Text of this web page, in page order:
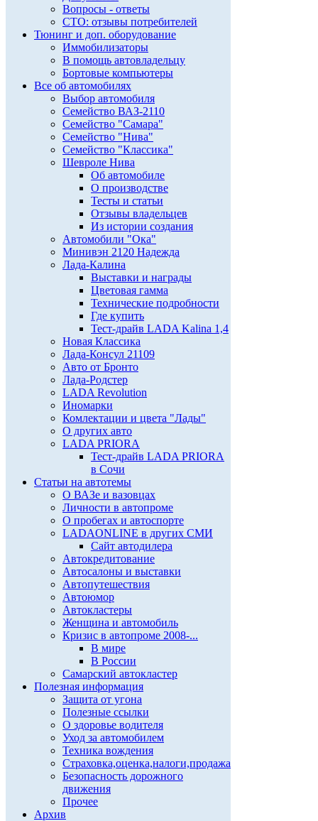
Вопросы - ответы
СТО: отзывы потребителей
Тюнинг и доп. оборудование
Иммобилизаторы
В помощь автовладельцу
Бортовые компьютеры
Все об автомобилях
Выбор автомобиля
Семейство ВАЗ-2110
Семейство "Самара"
Семейство "Нива"
Семейство "Классика"
Шевроле Нива
Об автомобиле
О производстве
Тесты и статьи
Отзывы владельцев
Из истории создания
Автомобили "Ока"
Минивэн 2120 Надежда
Лада-Калина
Выставки и награды
Цветовая гамма
Технические подробности
Где купить
Тест-драйв LADA Kalina 1,4
Новая Классика
Лада-Консул 21109
Авто от Бронто
Лада-Родстер
LADA Revolution
Иномарки
Комлектации и цвета "Лады"
О других авто
LADA PRIORA
Тест-драйв LADA PRIORA
в Сочи
Статьи на автотемы
О ВАЗе и вазовцах
Личности в автопроме
О пробегах и автоспорте
LADAONLINE в других СМИ
Сайт автодилера
Автокредитование
Автосалоны и выставки
Автопутешествия
Автоюмор
Автокластеры
Женщина и автомобиль
Кризис в автопроме 2008-...
В мире
В России
Самарский автокластер
Полезная информация
Защита от угона
Полезные ссылки
О здоровье водителя
Уход за автомобилем
Техника вождения
Страховка,оценка,налоги,продажа
Безопасность дорожного
движения
Прочее
Архив